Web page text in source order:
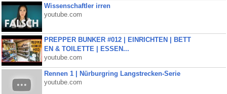
Wissenschaftler irren
youtube.com
PREPPER BUNKER #012 | EINRICHTEN | BETT
EN & TOILETTE | ESSEN...
youtube.com
Rennen 1 | Nürburgring Langstrecken-Serie
youtube.com